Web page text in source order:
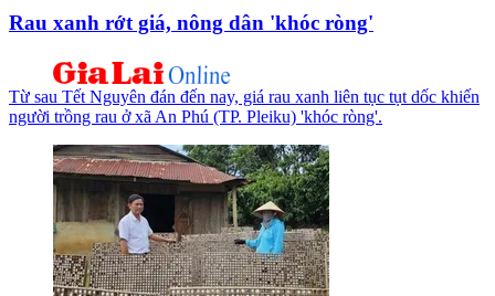
Rau xanh rớt giá, nông dân 'khóc ròng'
Từ sau Tết Nguyên đán đến nay, giá rau xanh liên tục tụt dốc khiến
người trồng rau ở xã An Phú (TP. Pleiku) 'khóc ròng'.